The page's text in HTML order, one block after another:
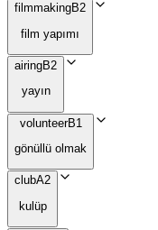
filmmakingB2
film yapımı
airingB2
yayın
volunteerB1
gönüllü olmak
clubA2
kulüp